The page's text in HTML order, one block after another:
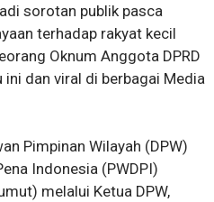
sorotan publik pasca
terhadap rakyat kecil
Oknum Anggota DPRD
ini dan viral di berbagai Media
Pimpinan Wilayah (DPW)
Indonesia (PWDPI)
melalui Ketua DPW,